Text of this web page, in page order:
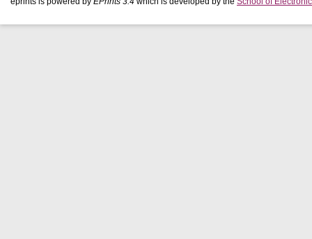
eprints is powered by EPrints 3.4 which is developed by the School of